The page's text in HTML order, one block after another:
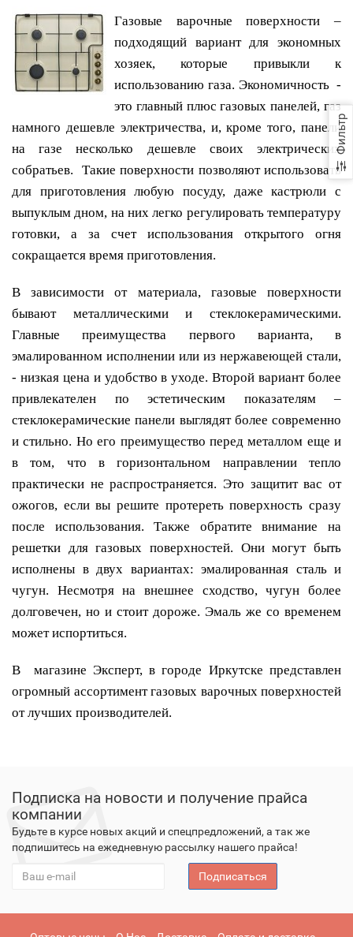
Фильтр
Газовые варочные поверхности –
подходящий вариант для экономных
хозяек, которые привыкли к
использованию газа. Экономичность -
это главный плюс газовых панелей, газ
намного дешевле электричества, и, кроме того, панели
на газе несколько дешевле своих электрических
собратьев. Такие поверхности позволяют использовать
для приготовления любую посуду, даже кастрюли с
выпуклым дном, на них легко регулировать температуру
готовки, а за счет использования открытого огня
сокращается время приготовления.
В зависимости от материала, газовые поверхности
бывают металлическими и стеклокерамическими.
Главные преимущества первого варианта, в
эмалированном исполнении или из нержавеющей стали,
- низкая цена и удобство в уходе. Второй вариант более
привлекателен по эстетическим показателям –
стеклокерамические панели выглядят более современно
и стильно. Но его преимущество перед металлом еще и
в том, что в горизонтальном направлении тепло
практически не распространяется. Это защитит вас от
ожогов, если вы решите протереть поверхность сразу
после использования. Также обратите внимание на
решетки для газовых поверхностей. Они могут быть
исполнены в двух вариантах: эмалированная сталь и
чугун. Несмотря на внешнее сходство, чугун более
долговечен, но и стоит дороже. Эмаль же со временем
может испортиться.
В магазине Эксперт, в городе Иркутске представлен
огромный ассортимент газовых варочных поверхностей
от лучших производителей.
Подписка на новости и получение прайса
компании
Будьте в курсе новых акций и спецпредложений, а так же
подпишитесь на ежедневную рассылку нашего прайса!
Подписаться